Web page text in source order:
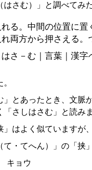
はさむ）」と調べてみ
る。中間の位置に置
両方から押さえる。
さ－む｜言葉｜漢字
」とあったとき、文脈
「さしはさむ」と読み
」はよく似ていますが
て・てへん）」の「挟
キョウ